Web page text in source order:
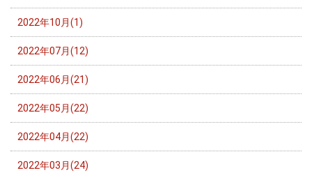
2022年10月(1)
2022年07月(12)
2022年06月(21)
2022年05月(22)
2022年04月(22)
2022年03月(24)